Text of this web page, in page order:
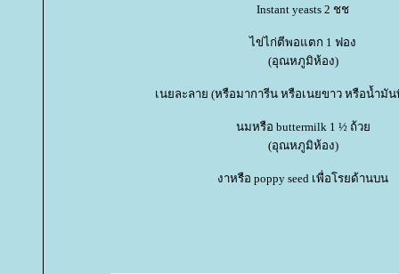
Instant yeasts 2 ชช
ไข่ไก่ตีพอแตก 1 ฟอง
(อุณหภูมิห้อง)
เนยละลาย (หรือมาการีน หรือเนยขาว หรือน้ำ
นมหรือ buttermilk 1 ½ ถ้ว
(อุณหภูมิห้อง)
งาหรือ poppy seed เพื่อโรยด้านบน